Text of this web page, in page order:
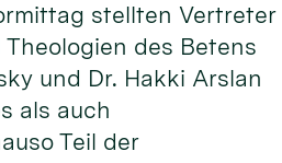
stellten Vertreter
des Betens
und Dr. Hakki Arslan
als auch
Teil der